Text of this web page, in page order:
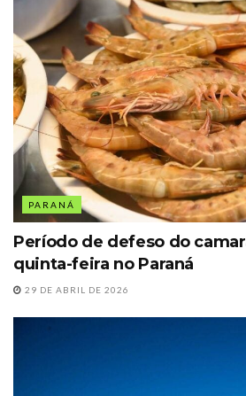
PARANÁ
Período de defeso do
quinta-feira no Paraná
29 DE ABRIL DE 2026